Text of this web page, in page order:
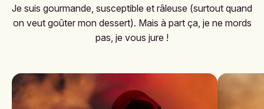
Je suis gourmande, susceptible et râleuse (surtout quand
on veut goûter mon dessert). Mais à part ça, je ne mords
pas, je vous jure !